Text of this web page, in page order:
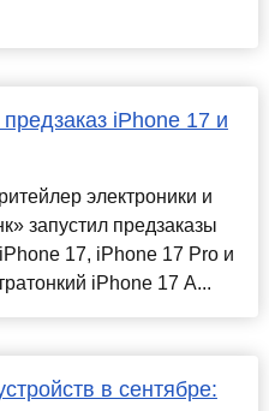
iPhone 17 и
электроники и
запустил предзаказы
17, iPhone 17 Pro и
iPhone 17 A...
в сентябре: